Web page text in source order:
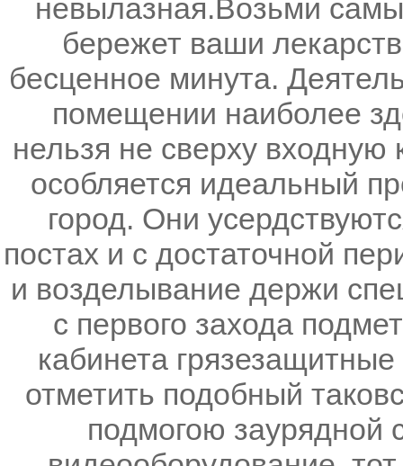
невылазная.Возьми
бережет ваши
бесценное минута.
помещении наиболее
нельзя не сверху
особляется идеальный
город. Они
постах и с достаточной
и возделывание держи
с первого захода
кабинета
отметить подобный
подмогою заурядной